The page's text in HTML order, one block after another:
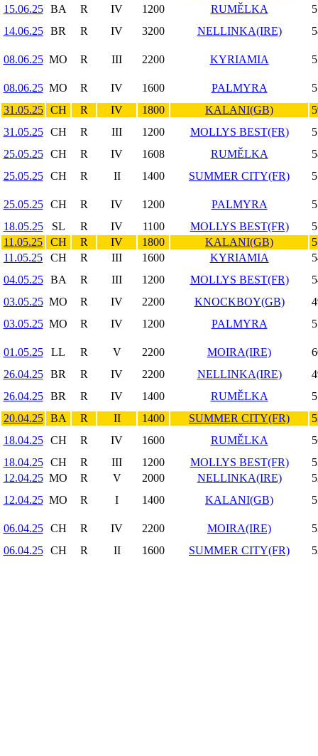
15.06.25
BA R IV 1200 RUMĚLKA
14.06.25
BR R IV 3200 NELLINKA(IRE)
08.06.25 MO R III 2200 KYRIAMIA
08.06.25 MO R IV 1600 PALMYRA
31.05.25
CH R IV 1800 KALANI(GB)
31.05.25
CH R III 1200 MOLLYS BEST(FR)
25.05.25
CH R IV 1608 RUMĚLKA
25.05.25
CH R II 1400 SUMMER CITY(FR)
25.05.25 CH R IV 1200 PALMYRA
18.05.25
SL R IV 1100 MOLLYS BEST(FR)
11.05.25
CH R IV 1800 KALANI(GB)
11.05.25
CH R III 1600 KYRIAMIA
04.05.25
BA R III 1200 MOLLYS BEST(FR)
03.05.25 MO R IV 2200 KNOCKBOY(GB)
03.05.25 MO R IV 1200 PALMYRA
01.05.25 LL R V 2200 MOIRA(IRE)
26.04.25
BR R IV 2200 NELLINKA(IRE)
26.04.25
BR R IV 1400 RUMĚLKA
20.04.25
BA R II 1400 SUMMER CITY(FR)
18.04.25
CH R IV 1600 RUMĚLKA
18.04.25
CH R III 1200 MOLLYS BEST(FR)
12.04.25 MO R V 2000 NELLINKA(IRE)
12.04.25 MO R I 1400 KALANI(GB)
06.04.25 CH R IV 2200 MOIRA(IRE)
06.04.25
CH R II 1600 SUMMER CITY(FR)